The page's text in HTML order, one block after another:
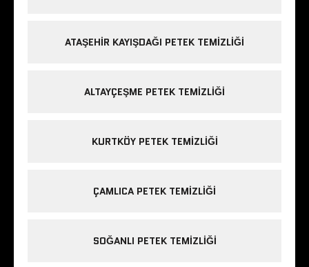
ATAŞEHIR KAYIŞDAĞI PETEK TEMIZLIĞI
ALTAYÇEŞME PETEK TEMIZLIĞI
KURTKÖY PETEK TEMIZLIĞI
ÇAMLICA PETEK TEMIZLIĞI
SOĞANLI PETEK TEMIZLIĞI